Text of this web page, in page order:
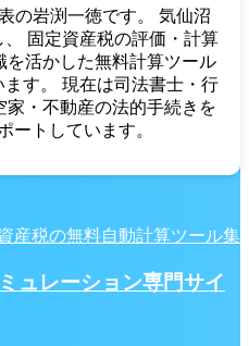
の岩渕一徳です。 気仙沼
固定資産税の評価・計算
を活かした無料計算ツール
す。 現在は司法書士・行
・不動産の法的手続きを
ートしています。
産税の無料自動計算ツール集
ュレーション専門サイ